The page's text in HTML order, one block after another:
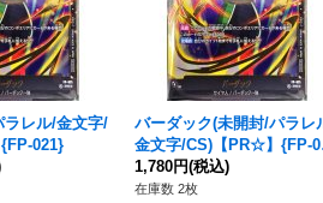
ラレル/金文字/
021}
バーダック(未開封/パラレ
金文字/CS)【PR☆】{FP-
1}
1,780円(税込)
在庫数 2枚